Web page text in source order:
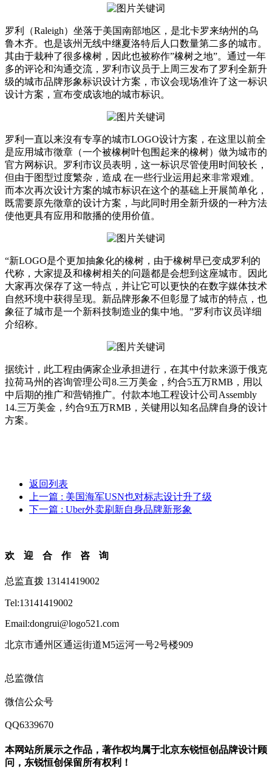
罗利（Raleigh）坐落于美国南部地区，是北卡罗来纳州的乌
鲁木齐。也是该州无线中继夏洛特后人口数量第二多的城市。
其由于栽种了很多橡树，因此也被称作”橡树之地”。通过一年
多的评论和沟通交流，罗利市议员于上周三发布了罗利全新升
级的城市品牌形象标识设计方案，市议会现场准许了这一标识
设计方案，宣布变成该地的城市标识。
罗利一直以来沒有专享的城市LOGO设计方案，在这里以前全
是应用城市徵章（一个被橡树叶包围起来的橡树）做为城市的
官方网标识。罗利市议员表明，这一标识尽管使用时间较长，
但由于图型过度繁杂，造成 在一些行业运用起來非常艰难。
而本次再次设计方案的城市标识在这个的基础上开展简单化，
既需要原先徵章的设计方案，与此同时用全新升级的一种方法
使他更具有应用和散播的使用价值。
“新LOGO是个更加抽象化的橡树，由于橡树早已变成罗利的
代称，大家提及和橡树相关的问题都是会想到这座城市。因此
大家再次保存了这一特点，并让它可以更快的在数字媒体技术
自然环境中获得呈现。新品牌形象不但彰显了城市的特点，也
象征了城市是一个新科技制造业的集中地。”罗利市议员详细
介绍称。
据统计，此工程由俩家企业承担进行，在其中付款来源于俄克
拉荷马州的咨询管理公司8.三万美金，约合5五万RMB，用以
中后期的推广和营销推广。付款本地工程设计公司Assembly
14.三万美金，约合9五万RMB，关键用以知名品牌自身的设计
方案。
返回列表
上一篇 : 美国海军USN也对标志设计升了级
下一篇 : Uber外卖刷新自身品牌新形象
欢迎合作咨询
总监直拨 13141419002
Tel:13141419002
Email:dongrui@logo521.com
北京市通州区通运街道M5运河一号2号楼909
总监微信
微信公众号
QQ6339670
本网站所展示之作品，著作权均属于北京东锐恒创品牌设计顾
问，东锐恒创保留所有权利！